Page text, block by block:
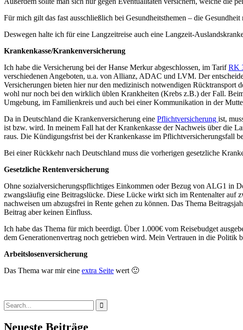
Für mich gilt das fast ausschließlich bei Gesundheitsthemen – die
Deswegen halte ich für eine Langzeitreise auch eine Langzeit-
Krankenkasse/Krankenversicherung
Ich habe die Versicherung bei der Hanse Merkur abgeschlossen, im TarifRK
verschiedenen Angeboten, u.a. von Allianz, ADAC und LVM. Der
Versicherungen bieten hier nur den medizinisch notwendigen Rücktransport
wohl nur noch bei den wirklich üblen Krankheiten (Krebs z.B.) der Fall.
Umgebung, im Familienkreis und auch bei einer Kommunikation in der
Da in Deutschland die Krankenversicherung eine Pflichtversicherung ist,
ist bzw. wird. In meinem Fall hat der Krankenkasse der Nachweis über die
raus. Die Kündigungsfrist bei der Krankenkasse im Pflichtversicherungsfall
Bei einer Rückkehr nach Deutschland muss die vorherigen gesetzliche
Gesetzliche Rentenversicherung
Ohne sozialversicherungspflichtiges Einkommen oder Bezug von ALG1 in
zwangsläufig eine Beitragslücke. Diese Lücke wirkt sich im Rentenalter auf
nachweisen um abzugsfrei in Rente gehen zu können. Das Thema
Beitrag aber keinen Einfluss.
Ich habe das Thema für mich beerdigt. Über 1.000€ vom Reisebudget
dem Generationenvertrag noch getrieben wird. Mein Vertrauen in die Politik
Arbeitslosenversicherung
Das Thema war mir eine extra Seite wert 🙂
Search
for:
Neueste Beiträge